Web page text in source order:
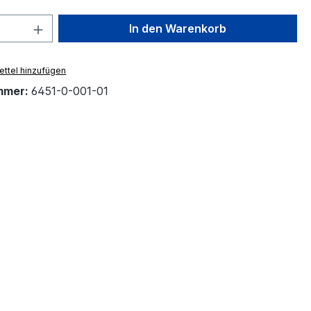
Anzahl: Gib den gewünschten Wert
In den Warenkorb
hinzufügen
6451-0-001-01